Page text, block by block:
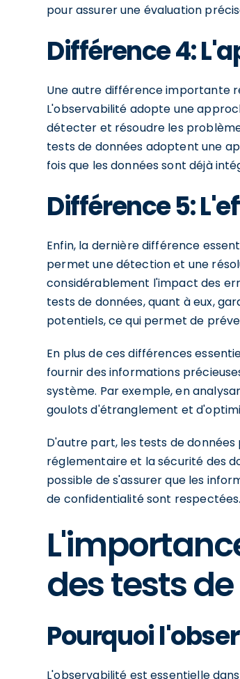
pour assurer une évaluation
Différence 4:
Une autre différence importante
L'observabilité adopte une
détecter et résoudre les
tests de données adoptent une
fois que les données sont déjà
Différence 5:
Enfin, la dernière différence
permet une détection et une
considérablement l'impact des
tests de données, quant à eux,
potentiels, ce qui permet de
En plus de ces différences
fournir des informations
système. Par exemple, en
goulots d'étranglement et
D'autre part, les tests de
réglementaire et la sécurité des
possible de s'assurer que les
de confidentialité sont respectées.
des tests
Pourquoi
L'observabilité est essentielle